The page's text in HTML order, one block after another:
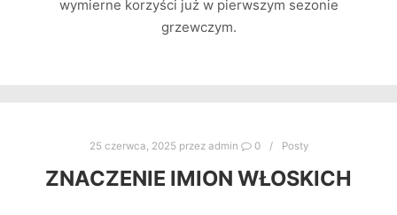
wymierne korzyści już w pierwszym sezonie
grzewczym.
25 czerwca, 2025 przez admin 0 Posty
ZNACZENIE IMION WŁOSKICH